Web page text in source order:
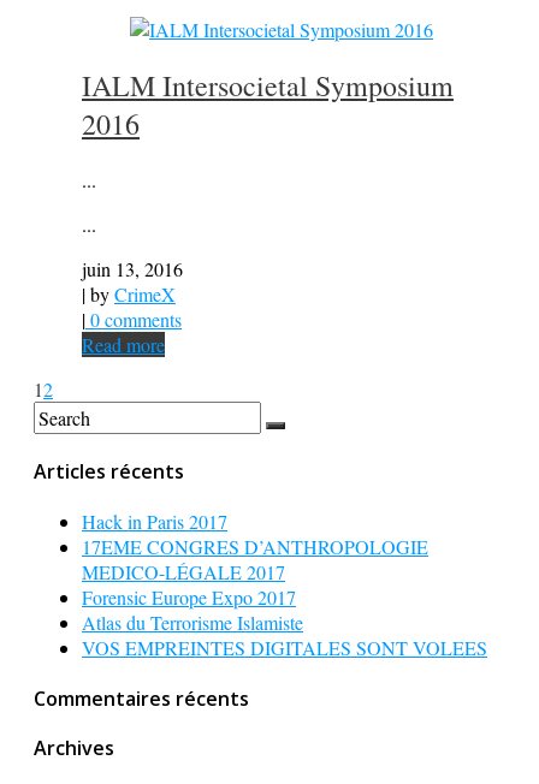
IALM Intersocietal Symposium
2016
...
...
juin 13, 2016
| byCrimeX
|0 comments
Read more
12
Articles récents
Hack in Paris 2017
17EME CONGRES D’ANTHROPOLOGIE
MEDICO-LÉGALE 2017
Forensic Europe Expo 2017
Atlas du Terrorisme Islamiste
VOS EMPREINTES DIGITALES SONT VOLEES
Commentaires récents
Archives